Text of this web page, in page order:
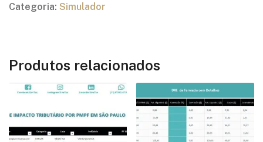
Categoria: Simulador
Produtos relacionados